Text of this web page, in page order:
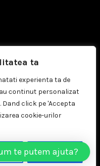
ta
experienta ta de
continut personalizat
click pe 'Accepta
cookie-urilor
Tot Accepta Tot
Cosmetice Profesionale
reserved
te putem ajuta?